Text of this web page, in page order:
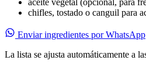
aceite vegetal (opcional, para
chifles, tostado o canguil para
Enviar ingredientes por WhatsApp
La lista se ajusta automáticamente a